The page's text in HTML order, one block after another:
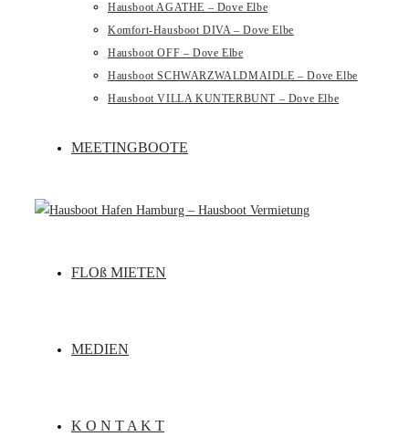
Hausboot AGATHE – Dove Elbe
Komfort-Hausboot DIVA – Dove Elbe
Hausboot OFF – Dove Elbe
Hausboot SCHWARZWALDMAIDLE – Dove Elbe
Hausboot VILLA KUNTERBUNT – Dove Elbe
MEETINGBOOTE
FLOß MIETEN
MEDIEN
K O N T A K T